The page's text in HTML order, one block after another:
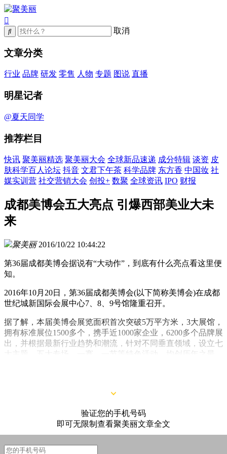
取消
文章分类
行业 品牌 研发 零售 人物 专题 图说 直播
明星记者
@夏天同学
推荐栏目
快讯 聚美丽精选 聚美丽大会 全球新品速递 成分特辑 谈资 皮
肤科学百人论坛 抖音 文君下午茶 科学品牌 东方香 中国妆 社
媒实训营 社交营销大会 创投+ 数聚 全球资讯 IPO 财报
成都美博会五大亮点 引爆西部美业大未
来
聚美丽 2016/10/22 10:44:22
第36届成都美博会据说有“大动作”，到底有什么亮点看这里便
知。
2016年10月20日，第36届成都美博会(以下简称美博会)在成都
世纪城新国际会展中心7、8、9号馆隆重召开。
据了解，本届美博会展览面积首次突破5万平方米，3大展馆，
拥有标准展位1500多个，携手近1000家企业，6200多个品牌展
出，并根据最新行业趋势和潮流，针对不同垂直领域，设立七
大主题，五大专场，一赛，一节等特色活动，均创历年之最。
验证您的手机号码
即可无限制查看聚美丽文章全文